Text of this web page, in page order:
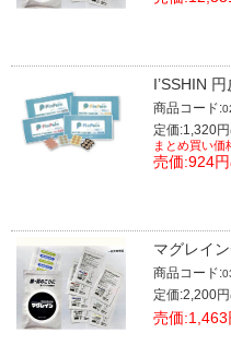
I’SSHIN
商品コード:
定価:1,320円
まとめ買い価
売価:924円
マグレイ
商品コード:
定価:2,200円
売価:1,463